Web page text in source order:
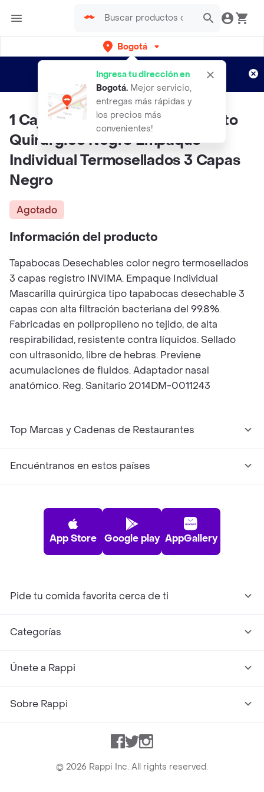
Bogotá
Ingresa tu dirección en
Bogotá. Mejor servicio,
entregas más rápidas y
los precios más
convenientes!
envíos gratis por semanas
Aplican TyC
1 Caja Total 50 Tapabocas Adulto
Quirúrgico Negro Empaque
Individual Termosellados 3 Capas
Negro
Agotado
Información del producto
Tapabocas Desechables color negro termosellados
3 capas registro INVIMA. Empaque Individual
Mascarilla quirúrgica tipo tapabocas desechable 3
capas con alta filtración bacteriana del 99.8%.
Fabricadas en polipropileno no tejido, de alta
respirabilidad, resistente contra líquidos. Sellado
con ultrasonido, libre de hebras. Previene
acumulaciones de fluidos. Adaptador nasal
anatómico. Reg. Sanitario 2014DM-0011243
Top Marcas y Cadenas de Restaurantes
Encuéntranos en estos países
App Store Google play AppGallery
Pide tu comida favorita cerca de ti
Categorías
Únete a Rappi
Sobre Rappi
Facebook
TwitterInstagram
© 2026 Rappi Inc. All rights reserved.